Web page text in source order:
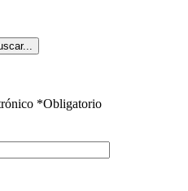
*Obligatorio